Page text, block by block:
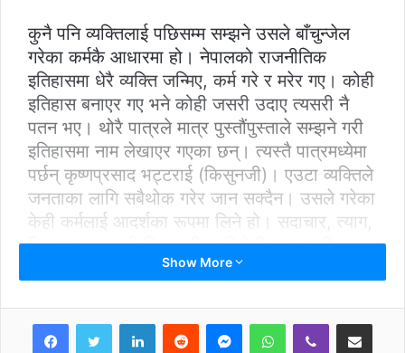
कुनै पनि व्यक्तिलाई पछिसम्म सम्झने उसले बाँचुन्जेल
गरेका कर्मकै आधारमा हो। नेपालको राजनीतिक
इतिहासमा धेरै व्यक्ति जन्मिए, कर्म गरे र मरेर गए। कोही
इतिहास बनाएर गए भने कोही जसरी उदाए त्यसरी नै
पतन भए। थोरै पात्रले मात्र पुस्तौंपुस्ताले सम्झने गरी
इतिहासमा नाम लेखाएर गएका छन्। त्यस्तै पात्रमध्येमा
पर्छन् कृष्णप्रसाद भट्टराई (किसुनजी)। एउटा व्यक्तिले
जनताका लागि सबैथोक गरेर जान सक्दैन। उसले गरेका
केही कर्मलाई आदर्शका रूपमा लिने हो। सदाचार, त्याग,
निष्ठा र इमानदारी किसुनजीका लिगेसी हुन्। उनी
बाँचुञ्जेल यी आदर्शमा निष्ठापूर्वक लागिरहे। उनको
२०४६ को जनआन्दोलन सफल भएपछि राजा वीरेन्द्रले
Show More
LinkedInReddit MessengerWhatsAppViber Share via Email